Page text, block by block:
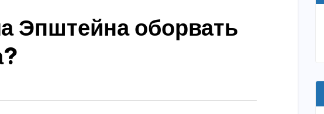
Эпштейна оборвать